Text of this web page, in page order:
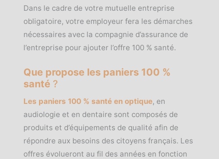
Dans le cadre de votre mutuelle entreprise
obligatoire, votre employeur fera les démarches
nécessaires avec la compagnie d’assurance de
l’entreprise pour ajouter l’offre 100 % santé.
Que propose les paniers 100 %
santé ?
Les paniers 100 % santé en optique, en
audiologie et en dentaire sont composés de
produits et d’équipements de qualité afin de
répondre aux besoins des citoyens français. Les
offres évolueront au fil des années en fonction